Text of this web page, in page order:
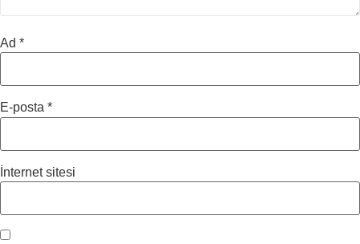
Ad *
E-posta *
İnternet sitesi